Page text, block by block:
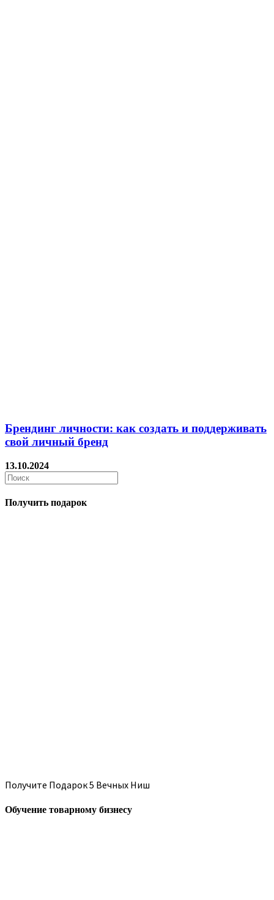
Брендинг личности: как создать и поддерживать
свой личный бренд
13.10.2024
Получить подарок
Получите Подарок 5 Вечных Ниш
Обучение товарному бизнесу